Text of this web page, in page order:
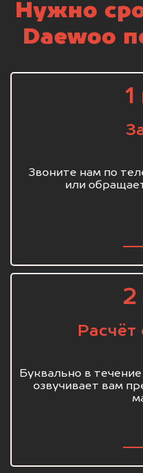
Нужно
Daewoo
1
Звоните нам по
или
2
Расчёт
Буквально в
озвучивает вам